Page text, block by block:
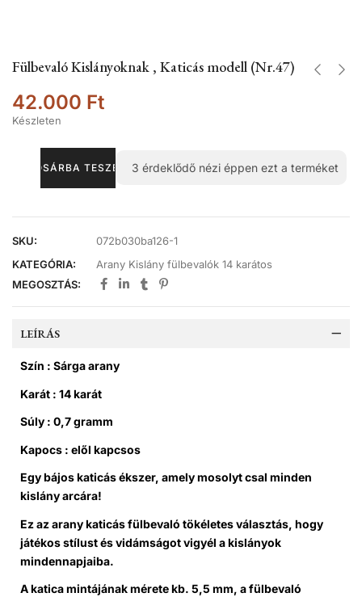
Fülbevaló Kislányoknak , Katicás modell (Nr.47)
42.000 Ft
Készleten
KOSÁRBA TESZEM 3 érdeklődő nézi éppen ezt a terméket
SKU:
072b030ba126-1
KATEGÓRIA:
Arany Kislány fülbevalók 14 karátos
MEGOSZTÁS:
LEÍRÁS
Szín : Sárga arany
Karát : 14 karát
Súly : 0,7 gramm
Kapocs : elől kapcsos
Egy bájos katicás ékszer, amely mosolyt csal minden
kislány arcára!
Ez az arany katicás fülbevaló tökéletes választás, hogy
játékos stílust és vidámságot vigyél a kislányok
mindennapjaiba.
A katica mintájának mérete kb. 5,5 mm, a fülbevaló